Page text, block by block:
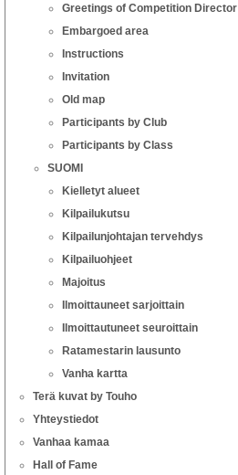
Greetings of Competition Director
Embargoed area
Instructions
Invitation
Old map
Participants by Club
Participants by Class
SUOMI
Kielletyt alueet
Kilpailukutsu
Kilpailunjohtajan tervehdys
Kilpailuohjeet
Majoitus
Ilmoittauneet sarjoittain
Ilmoittautuneet seuroittain
Ratamestarin lausunto
Vanha kartta
Terä kuvat by Touho
Yhteystiedot
Vanhaa kamaa
Hall of Fame